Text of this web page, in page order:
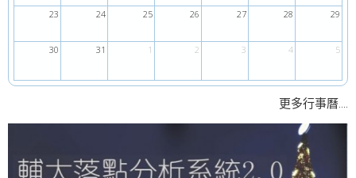
23 24 25 26 27 28 29
30 31 1 2 3 4 5
更多行事曆....